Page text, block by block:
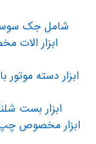
شامل جک
ابزار الات
ابزار دسته موتور
ابزار بست
ابزار مخصوص